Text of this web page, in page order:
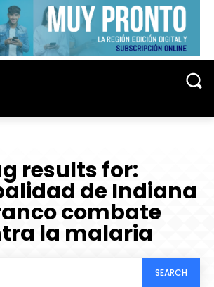
results for:
de Indiana
combate
la malaria
SEARCH